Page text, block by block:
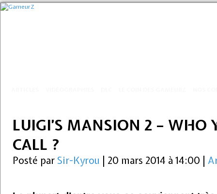
LUIGI’S MANSION 2 – WHO
CALL ?
Posté par Sir-Kyrou 20 mars 2014 à 14:00